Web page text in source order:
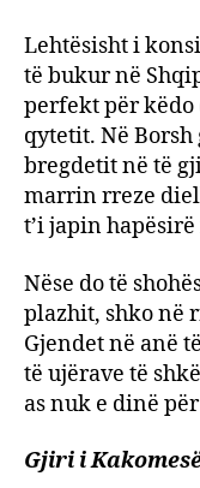
Lehtësisht i
të bukur në
perfekt për këdo
qytetit. Në Borsh
bregdetit në të
marrin rreze
t’i japin
Nëse do të
plazhit, shko në
Gjendet në anë
të ujërave të
as nuk e dinë
Gjiri i